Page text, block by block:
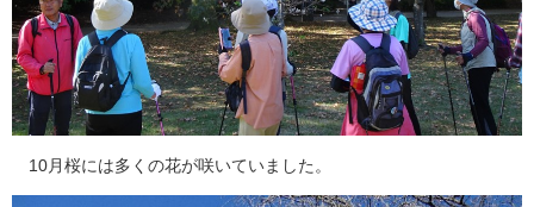
10月桜には多くの花が咲いていました。